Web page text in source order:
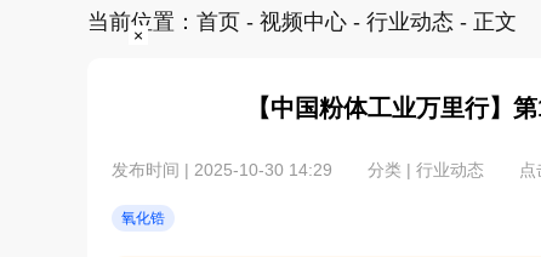
当前位置： 首页 - 视频中心 - 行业动态 - 正文
【中国粉体工业万里行】
发布时间 | 2025-10-30 14:29 分类 | 行业动态
氧化锆
×